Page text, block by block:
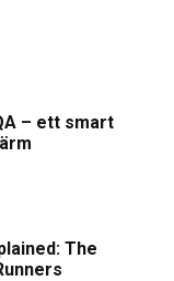
– ett smart
The